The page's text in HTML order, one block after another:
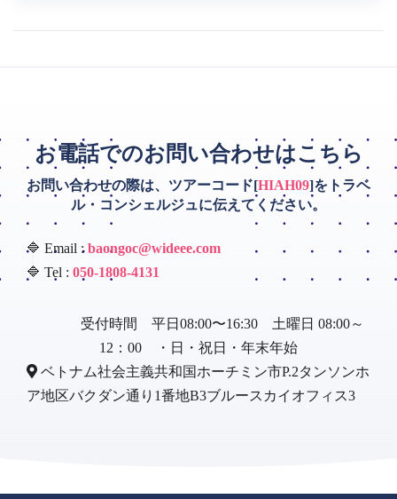
お電話でのお問い合わせはこちら
お問い合わせの際は、ツアーコード[HIAH09]をトラベ
ル・コンシェルジュに伝えてください。
🔷 Email :baongoc@wideee.com
🔷 Tel : 050-1808-4131
受付時間 平日08:00〜16:30 土曜日 08:00～
12：00 ・日・祝日・年末年始
ベトナム社会主義共和国ホーチミン市P.2タンソンホ
ア地区バクダン通り1番地B3ブルースカイオフィス3